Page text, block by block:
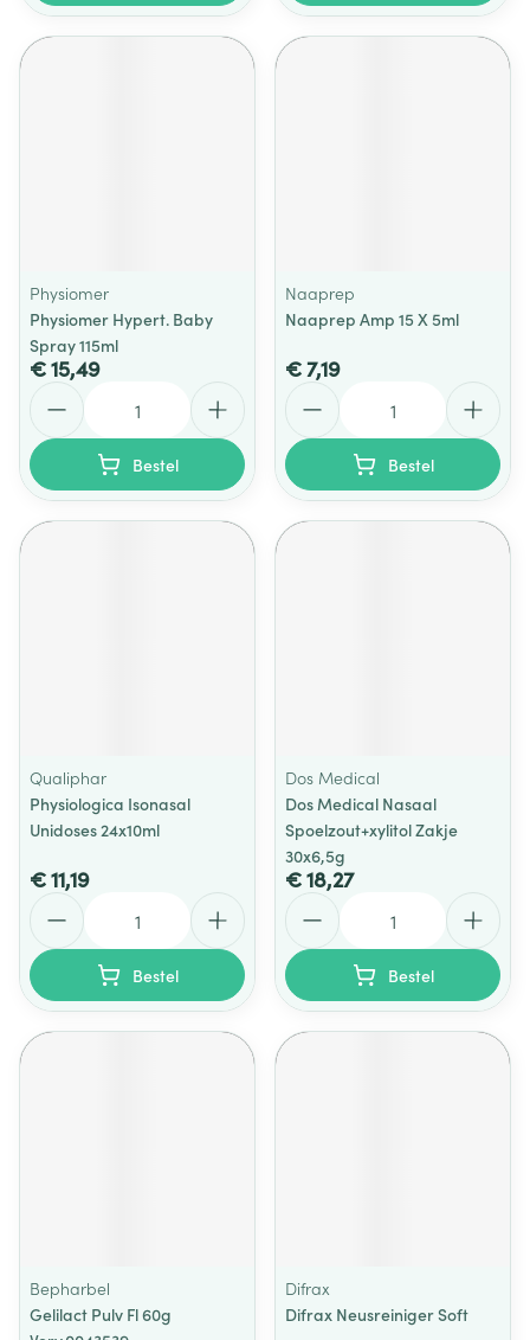
Physiomer
Physiomer Hypert. Baby
Spray 115ml
€ 15,49
Bestel
Naaprep
Naaprep Amp 15 X 5ml
€ 7,19
Bestel
Qualiphar
Physiologica Isonasal
Unidoses 24x10ml
€ 11,19
Bestel
Dos Medical
Dos Medical Nasaal
Spoelzout+xylitol Zakje
30x6,5g
€ 18,27
Bestel
Bepharbel
Gelilact Pulv Fl 60g
Difrax
Difrax Neusreiniger Soft